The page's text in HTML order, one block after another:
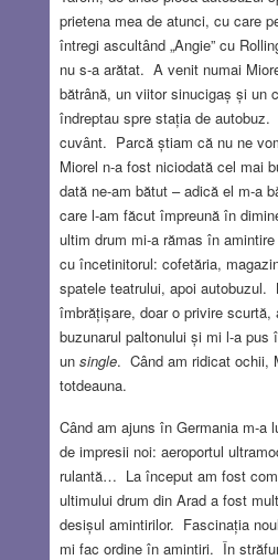
prietena mea de atunci, cu care
întregi ascultând „Angie” cu
nu s-a arătat. A venit numai
bătrână, un viitor sinucigaș și un
îndreptau spre stația de
cuvânt. Parcă știam că nu ne
Miorel n-a fost niciodată cel mai
dată ne-am bătut – adică el m-a
care l-am făcut împreună în
ultim drum mi-a rămas în
cu încetinitorul: cofetăria,
spatele teatrului, apoi autobuzul.
îmbrățișare, doar o privire
buzunarul paltonului și mi l-a
un single. Când am ridicat ochii,
totdeauna.
Când am ajuns în Germania m-a
de impresii noi: aeroportul
rulantă… La început am fost
ultimului drum din Arad a fost
desișul amintirilor. Fascinația
mi fac ordine în amintiri. În